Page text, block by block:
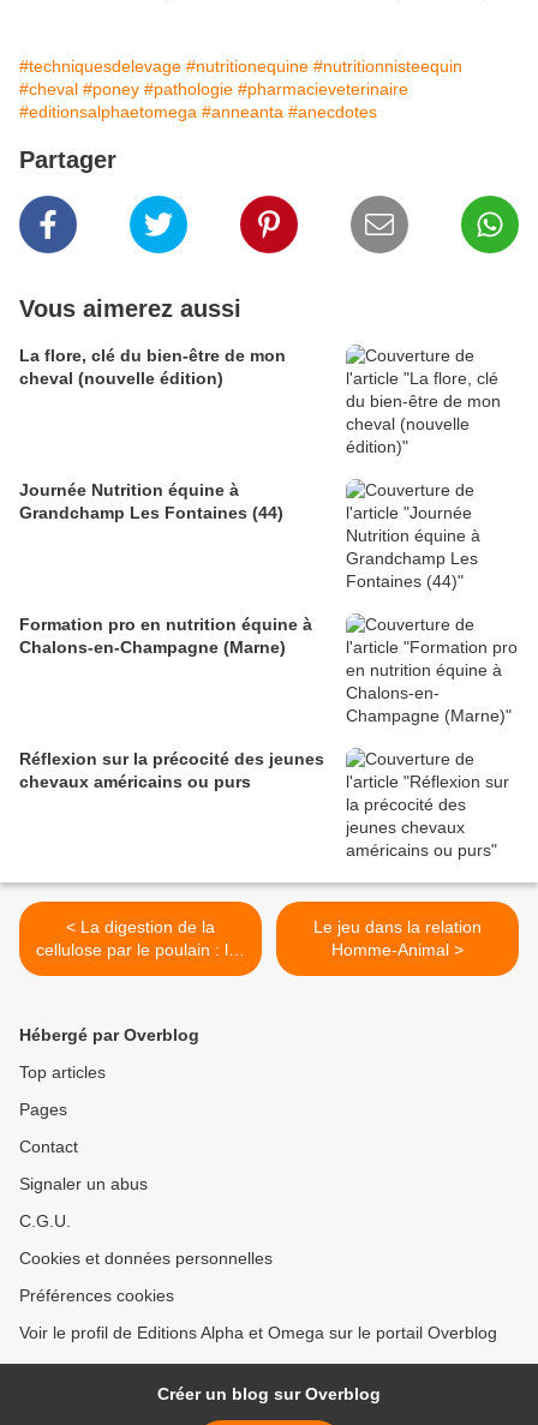
#techniquesdelevage #nutritionequine #nutritionnisteequin
#cheval #poney #pathologie #pharmacieveterinaire
#editionsalphaetomega #anneanta #anecdotes
Partager
Vous aimerez aussi
La flore, clé du bien-être de mon
cheval (nouvelle édition)
Journée Nutrition équine à
Grandchamp Les Fontaines (44)
Formation pro en nutrition équine à
Chalons-en-Champagne (Marne)
Réflexion sur la précocité des jeunes
chevaux américains ou purs
< La digestion de la
cellulose par le poulain : les
variations
Le jeu dans la relation
Homme-Animal >
Hébergé par Overblog
Top articles
Pages
Contact
Signaler un abus
C.G.U.
Cookies et données personnelles
Préférences cookies
Voir le profil de Editions Alpha et Omega sur le portail Overblog
Créer un blog sur Overblog